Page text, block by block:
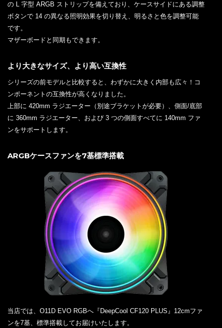
の L 字型 ARGB ストリップを備えており、ケースサイドにある調整
ボタンで 14 の異なる照明効果を切り替え、明るさと色を調整可能
です。
マザーボードと同期もできます。
より大きなサイズ、より高い互換性
シリーズの前モデルと比較すると、わずかに大きく内部も広々！コ
ンポーネントの互換性が高くなりました。
上部に 420mm ラジエーター（別途ブラケットが必要）、側面/底部
に 360mm ラジエーター、および 3 つの側面すべてに 140mm ファ
ンをサポートします。
ARGBケースファンを7基標準搭載
当店では、O11D EVO RGBへ『DeepCool CF120 PLUS』12cmファ
ンを7基、標準搭載してお届けいたします。